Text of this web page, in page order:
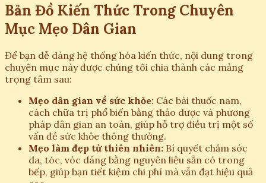
Bản Đồ Kiến Thức Trong Chuyên
Mục Mẹo Dân Gian
Để bạn dễ dàng hệ thống hóa kiến thức, nội dung trong
chuyên mục này được chúng tôi chia thành các mảng
trọng tâm sau:
Mẹo dân gian về sức khỏe: Các bài thuốc nam,
cách chữa trị phổ biến bằng thảo dược và phương
pháp dân gian an toàn, giúp hỗ trợ điều trị một số
vấn đề sức khỏe thông thường.
Mẹo làm đẹp từ thiên nhiên: Bí quyết chăm sóc
da, tóc, vóc dáng bằng nguyên liệu sẵn có trong
bếp, giúp bạn tiết kiệm chi phí mà vẫn đạt hiệu quả